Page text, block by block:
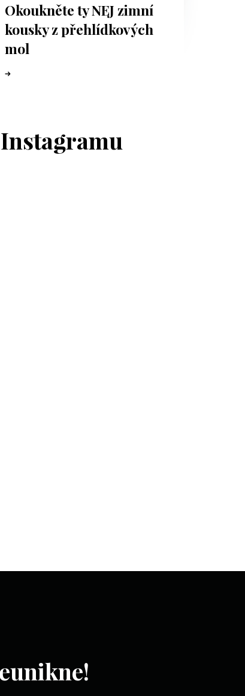
Okoukněte ty NEJ zimní
kousky z přehlídkových
mol
Instagramu